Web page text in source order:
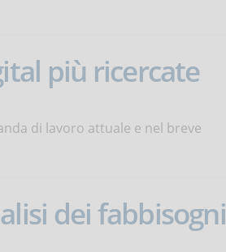
più ricercate
di lavoro attuale e nel breve
dei fabbisogni